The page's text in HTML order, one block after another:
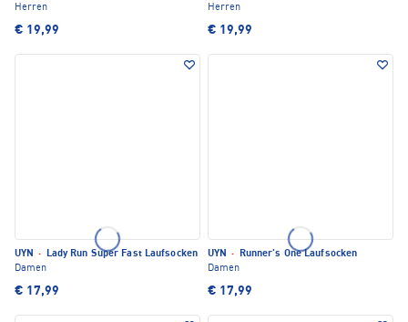
Herren
€ 19,99
Herren
€ 19,99
UYN ·
Lady Run Super Fast Laufsocken
Damen
€ 17,99
UYN ·
Runner's One Laufsocken
Damen
€ 17,99